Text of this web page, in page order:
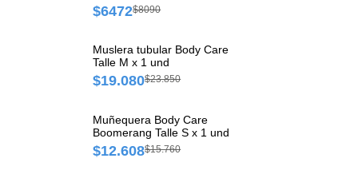
$6472$8090
Muslera tubular Body Care
Talle M x 1 und
$19.080$23.850
Muñequera Body Care
Boomerang Talle S x 1 und
$12.608$15.760